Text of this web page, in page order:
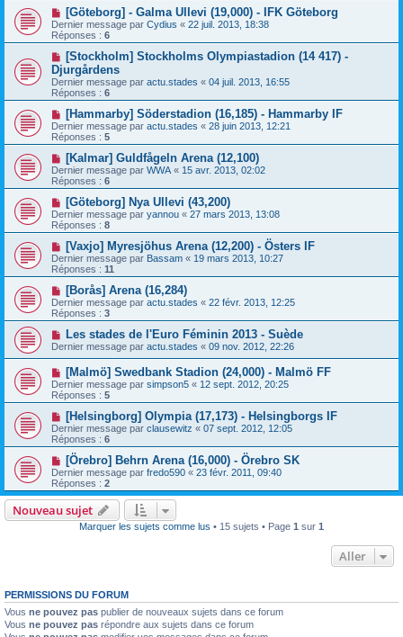
[Göteborg] - Galma Ullevi (19,000) - IFK Göteborg
Dernier message par Cydius « 22 juil. 2013, 18:38
Réponses : 6
[Stockholm] Stockholms Olympiastadion (14 417) -
Djurgårdens
Dernier message par actu.stades « 04 juil. 2013, 16:55
Réponses : 6
[Hammarby] Söderstadion (16,185) - Hammarby IF
Dernier message par actu.stades « 28 juin 2013, 12:21
Réponses : 5
[Kalmar] Guldfågeln Arena (12,100)
Dernier message par WWA « 15 avr. 2013, 02:02
Réponses : 6
[Göteborg] Nya Ullevi (43,200)
Dernier message par yannou « 27 mars 2013, 13:08
Réponses : 8
[Vaxjo] Myresjöhus Arena (12,200) - Östers IF
Dernier message par Bassam « 19 mars 2013, 10:27
Réponses : 11
[Borås] Arena (16,284)
Dernier message par actu.stades « 22 févr. 2013, 12:25
Réponses : 3
Les stades de l'Euro Féminin 2013 - Suède
Dernier message par actu.stades « 09 nov. 2012, 22:26
[Malmö] Swedbank Stadion (24,000) - Malmö FF
Dernier message par simpson5 « 12 sept. 2012, 20:25
Réponses : 5
[Helsingborg] Olympia (17,173) - Helsingborgs IF
Dernier message par clausewitz « 07 sept. 2012, 12:05
Réponses : 6
[Örebro] Behrn Arena (16,000) - Örebro SK
Dernier message par fredo590 « 23 févr. 2011, 09:40
Réponses : 2
Nouveau sujet
Marquer les sujets comme lus • 15 sujets • Page 1 sur 1
Aller
PERMISSIONS DU FORUM
Vous ne pouvez pas publier de nouveaux sujets dans ce forum
Vous ne pouvez pas répondre aux sujets dans ce forum